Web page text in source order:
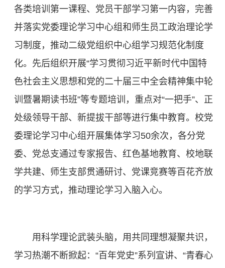
各类培训第一课程、党员干部学习第一内容，完善
并落实党委理论学习中心组和师生员工政治理论学
习制度，推动二级党组织中心组学习规范化制度
化。先后组织开展“学习贯彻习近平新时代中国特
色社会主义思想和党的二十届三中全会精神集中轮
训暨暑期读书班”等专题培训，重点对“一把手”、正
处级领导干部、新提拔干部等进行集中教育。校党
委理论学习中心组开展集体学习50余次，各分党
委、党总支通过专家报告、红色基地教育、校地联
学共建、师生支部贯通研讨、党课竞赛等百花齐放
的学习方式，推动理论学习入脑入心。
用科学理论武装头脑，用共同理想凝聚共识，
学习热潮不断掀起：“百年党史”系列宣讲、“青春心